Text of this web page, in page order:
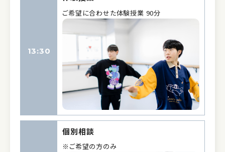
13:30
ご希望に合わせた体験授業 90分
個別相談
※ご希望の方のみ